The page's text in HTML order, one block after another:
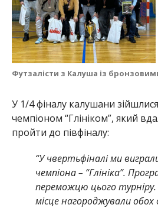
Футзалісти з Калуша із
У 1/4 фіналу калушани
чемпіоном “Глініком”, який
пройти до півфіналу:
“У чвертьфіналі ми
чемпіона – “Глініка”.
переможцю цього
місце нагороджували обох